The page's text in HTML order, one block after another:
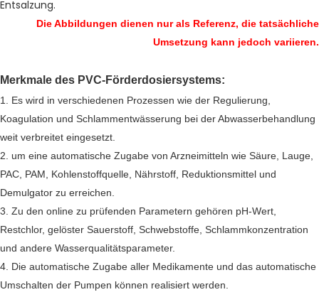
Die Abbildungen dienen nur als Referenz, die tatsächliche
Umsetzung kann jedoch variieren.
Merkmale des PVC-Förderdosiersystems:
1. Es wird in verschiedenen Prozessen wie der Regulierung,
Koagulation und Schlammentwässerung bei der Abwasserbehandlung
weit verbreitet eingesetzt.
2. um eine automatische Zugabe von Arzneimitteln wie Säure, Lauge,
PAC, PAM, Kohlenstoffquelle, Nährstoff, Reduktionsmittel und
Demulgator zu erreichen.
3. Zu den online zu prüfenden Parametern gehören pH-Wert,
Restchlor, gelöster Sauerstoff, Schwebstoffe, Schlammkonzentration
und andere Wasserqualitätsparameter.
4. Die automatische Zugabe aller Medikamente und das automatische
Umschalten der Pumpen können realisiert werden.